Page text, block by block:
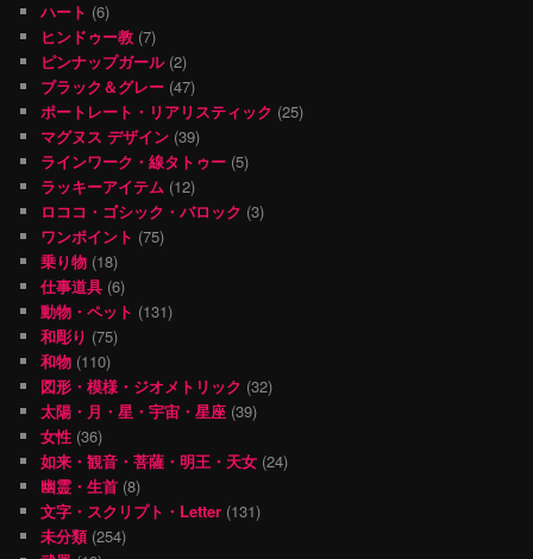
ハート (6)
ヒンドゥー教 (7)
ピンナップガール(2)
ブラック＆グレー (47)
ポートレート・リアリスティック (25)
マグヌス デザイン (39)
ラインワーク・線タトゥー (5)
ラッキーアイテム (12)
ロココ・ゴシック・バロック (3)
ワンポイント (75)
乗り物 (18)
仕事道具 (6)
動物・ペット (131)
和彫り (75)
和物 (110)
図形・模様・ジオメトリック (32)
太陽・月・星・宇宙・星座 (39)
女性 (36)
如来・観音・菩薩・明王・天女 (24)
幽霊・生首 (8)
文字・スクリプト・Letter (131)
未分類(254)